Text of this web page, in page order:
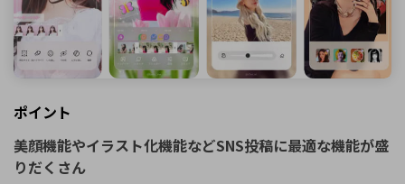
ポイント
美顔機能やイラスト化機能などSNS投稿に最適な機能が盛
りだくさん